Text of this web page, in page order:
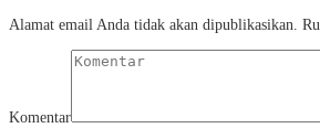
Alamat email Anda tidak akan dipublikasikan.
Komentar